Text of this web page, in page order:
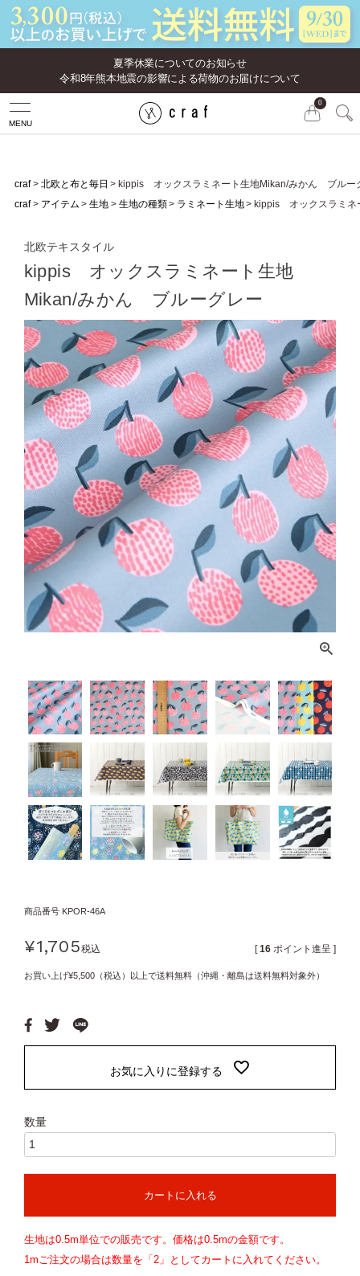
夏季休業についてのお知らせ
令和8年熊本地震の影響による荷物のお届けについて
MENU
0
craf 北欧と布と毎日
kippis オックスラミネート生地Mikan/みかん ブルー
craf
アイテム 生地 生地の種類 ラミネート生地 kippis オックスラミネ
北欧テキスタイル
kippis オックスラミネート生地
Mikan/みかん ブルーグレー
商品番号 KPOR-46A
¥1,705税込 [ 16 ポイント進呈 ]
お買い上げ¥5,500（税込）以上で送料無料（沖縄・離島は送料無料対象外）
お気に入りに登録する
カートに入れる
生地は0.5m単位での販売です。価格は0.5mの金額です。
1mご注文の場合は数量を「2」としてカートに入れてください。